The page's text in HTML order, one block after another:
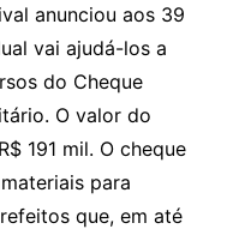
anunciou aos 39
vai ajudá-los a
do Cheque
O valor do
191 mil. O cheque
para
que, em até